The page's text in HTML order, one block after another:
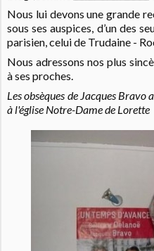
Nous lui devons une grande
sous ses auspices, d’un des
parisien, celui de Trudaine -
Nous adressons nos plus
à ses proches.
Les obsèques de Jacques
à l'église Notre-Dame de Lorette